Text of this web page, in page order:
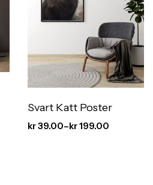
Svart Katt Poster
kr39.00–kr199.00